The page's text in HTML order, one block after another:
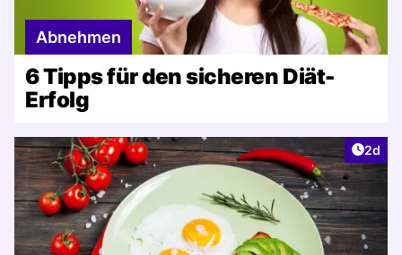
Abnehmen
6 Tipps für den sicheren Diät-
Erfolg
2d